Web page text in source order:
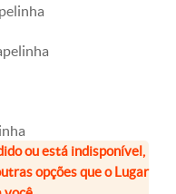
ou está indisponível,
opções que o Lugar